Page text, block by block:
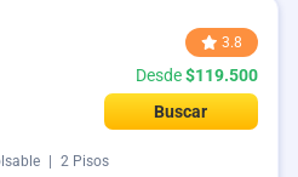
3.8
Desde$119.500
Buscar
2 Pisos